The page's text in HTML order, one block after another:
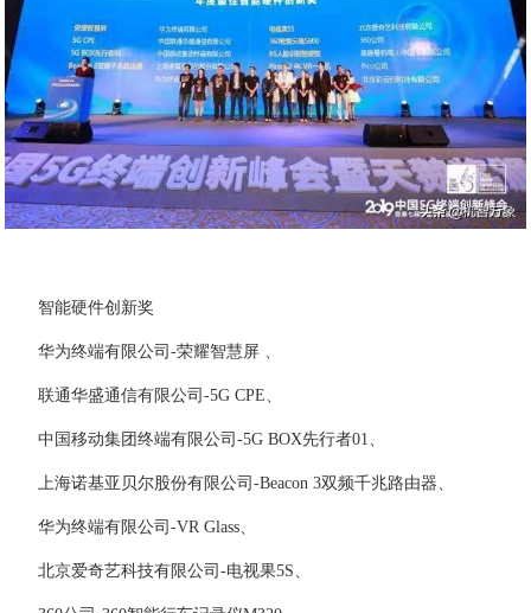
智能硬件创新奖
华为终端有限公司-荣耀智慧屏 、
联通华盛通信有限公司-5G CPE、
中国移动集团终端有限公司-5G BOX先行者01、
上海诺基亚贝尔股份有限公司-Beacon 3双频千兆路由器、
华为终端有限公司-VR Glass、
北京爱奇艺科技有限公司-电视果5S、